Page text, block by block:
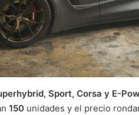
Sport, Corsa y E-
150 unidades y el precio